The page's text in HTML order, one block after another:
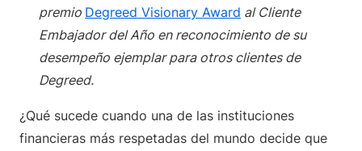
premio Degreed Visionary Award al Cliente
Embajador del Año en reconocimiento de su
desempeño ejemplar para otros clientes de
Degreed.
¿Qué sucede cuando una de las instituciones
financieras más respetadas del mundo decide que